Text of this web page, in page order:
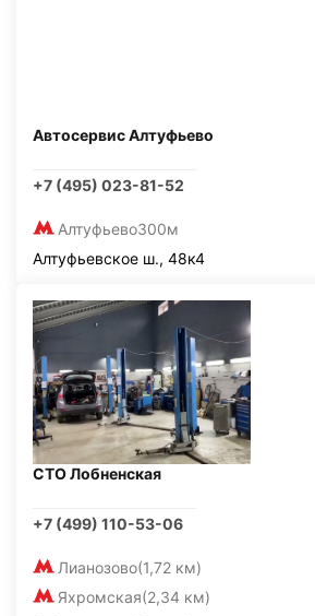
Автосервис Алтуфьево
+7 (495) 023-81-52
Алтуфьево300м
Алтуфьевское ш., 48к4
СТО Лобненская
+7 (499) 110-53-06
Лианозово(1,72 км)
Яхромская(2,34 км)